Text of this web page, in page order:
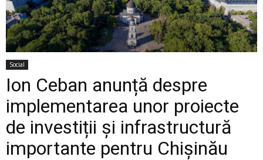
Social
Ion Ceban anunță despre
implementarea unor proiecte
de investiții și infrastructură
importante pentru Chișinău